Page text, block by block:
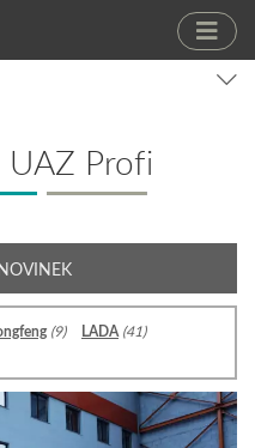
Profi
(9) LADA (41)